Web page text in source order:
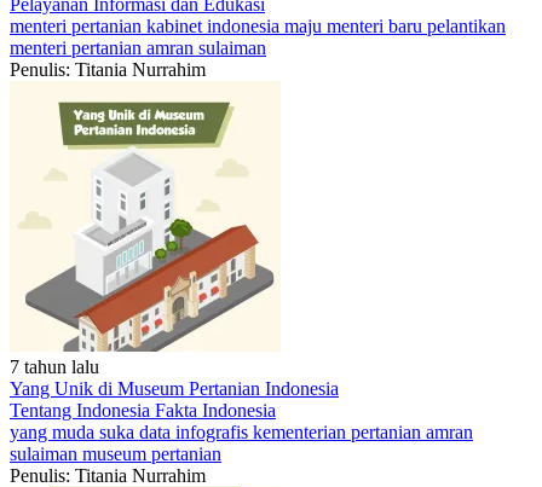
Pelayanan Informasi dan Edukasi
menteri pertanian kabinet indonesia maju menteri baru pelantikan
menteri pertanian amran sulaiman
Penulis: Titania Nurrahim
7 tahun lalu
Yang Unik di Museum Pertanian Indonesia
Tentang Indonesia Fakta Indonesia
yang muda suka data infografis kementerian pertanian amran
sulaiman museum pertanian
Penulis: Titania Nurrahim